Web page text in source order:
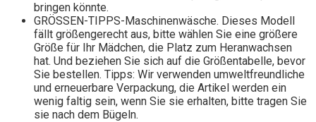
bringen könnte.
GRÖSSEN-TIPPS-Maschinenwäsche. Dieses Modell
fällt größengerecht aus, bitte wählen Sie eine größere
Größe für Ihr Mädchen, die Platz zum Heranwachsen
hat. Und beziehen Sie sich auf die Größentabelle, bevor
Sie bestellen. Tipps: Wir verwenden umweltfreundliche
und erneuerbare Verpackung, die Artikel werden ein
wenig faltig sein, wenn Sie sie erhalten, bitte tragen Sie
sie nach dem Bügeln.